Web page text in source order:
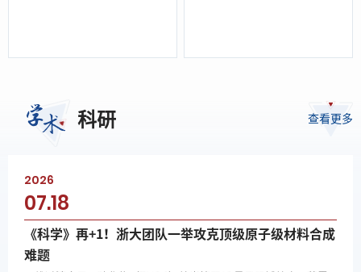
科研 查看更多
2026
07.18
《科学》再+1！浙大团队一举攻克顶级原子级材料合成
难题